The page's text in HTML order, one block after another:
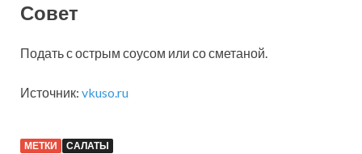
Совет
Подать с острым соусом или со сметаной.
Источник: vkuso.ru
МЕТКИ САЛАТЫ